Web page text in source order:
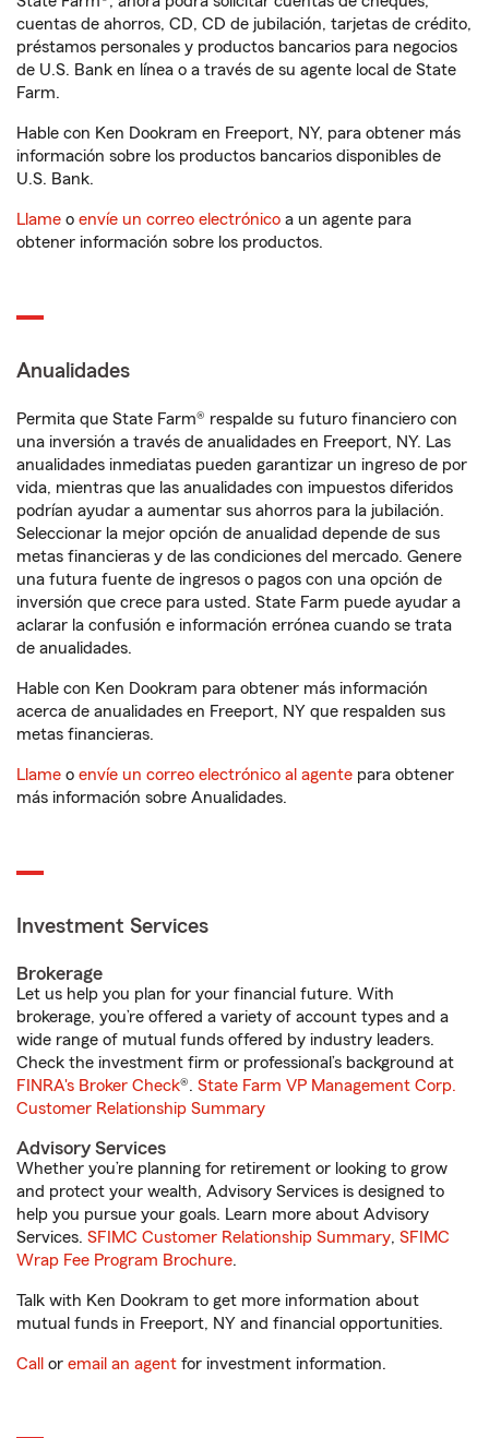
cuentas de ahorros, CD, CD de jubilación, tarjetas de crédito,
préstamos personales y productos bancarios para negocios
de U.S. Bank en línea o a través de su agente local de State
Farm.
Hable con Ken Dookram en Freeport, NY, para obtener más
información sobre los productos bancarios disponibles de
U.S. Bank.
Llame o envíe un correo electrónico a un agente para
obtener información sobre los productos.
Anualidades
Permita que State Farm® respalde su futuro financiero con
una inversión a través de anualidades en Freeport, NY. Las
anualidades inmediatas pueden garantizar un ingreso de por
vida, mientras que las anualidades con impuestos diferidos
podrían ayudar a aumentar sus ahorros para la jubilación.
Seleccionar la mejor opción de anualidad depende de sus
metas financieras y de las condiciones del mercado. Genere
una futura fuente de ingresos o pagos con una opción de
inversión que crece para usted. State Farm puede ayudar a
aclarar la confusión e información errónea cuando se trata
de anualidades.
Hable con Ken Dookram para obtener más información
acerca de anualidades en Freeport, NY que respalden sus
metas financieras.
Llame o envíe un correo electrónico al agente para obtener
más información sobre Anualidades.
Investment Services
Brokerage
Let us help you plan for your financial future. With
brokerage, you’re offered a variety of account types and a
wide range of mutual funds offered by industry leaders.
Check the investment firm or professional’s background at
FINRA's Broker Check®. State Farm VP Management Corp.
Customer Relationship Summary
Advisory Services
Whether you’re planning for retirement or looking to grow
and protect your wealth, Advisory Services is designed to
help you pursue your goals. Learn more about Advisory
Services. SFIMC Customer Relationship Summary, SFIMC
Wrap Fee Program Brochure.
Talk with Ken Dookram to get more information about
mutual funds in Freeport, NY and financial opportunities.
Call or email an agent for investment information.